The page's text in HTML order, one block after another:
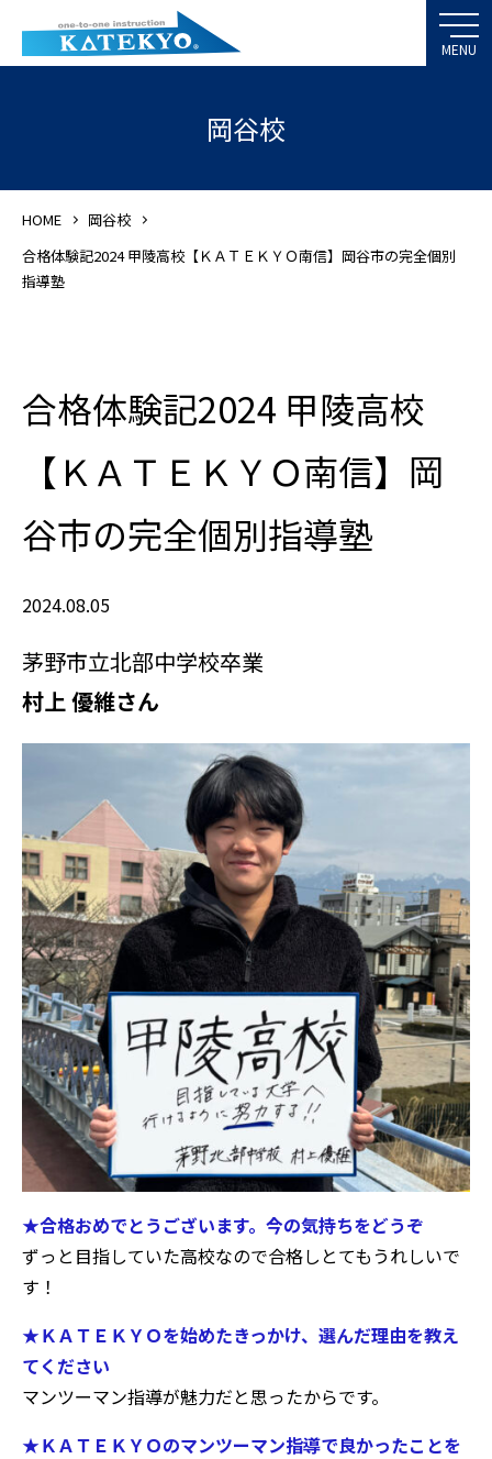
岡谷校
HOME
岡谷校
合格体験記2024 甲陵高校【ＫＡＴＥＫＹＯ南信】岡谷市の完全個別
指導塾
合格体験記2024 甲陵高校
【ＫＡＴＥＫＹＯ南信】岡
谷市の完全個別指導塾
2024.08.05
茅野市立北部中学校卒業
村上 優維さん
★合格おめでとうございます。今の気持ちをどうぞ
ずっと目指していた高校なので合格しとてもうれしいで
す！
★ＫＡＴＥＫＹＯを始めたきっかけ、選んだ理由を教え
てください
マンツーマン指導が魅力だと思ったからです。
★ＫＡＴＥＫＹＯのマンツーマン指導で良かったことを